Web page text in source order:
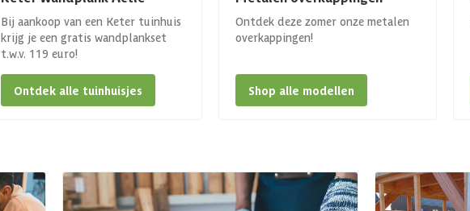
Bij aankoop van een Keter tuinhuis
krijg je een gratis wandplankset
t.w.v. 119 euro!
Ontdek alle tuinhuisjes
Ontdek deze zomer onze metalen
overkappingen!
Shop alle modellen